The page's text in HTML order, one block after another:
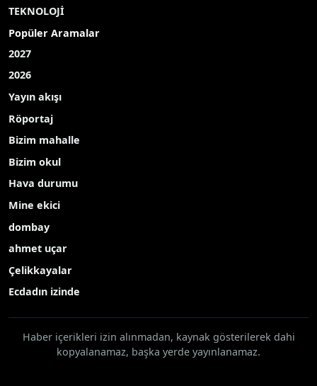
TEKNOLOJİ
Popüler Aramalar
2027
2026
Yayın akışı
Röportaj
Bizim mahalle
Bizim okul
Hava durumu
Mine ekici
dombay
ahmet uçar
Çelikkayalar
Ecdadın izinde
Haber içerikleri izin alınmadan, kaynak gösterilerek dahi
kopyalanamaz, başka yerde yayınlanamaz.